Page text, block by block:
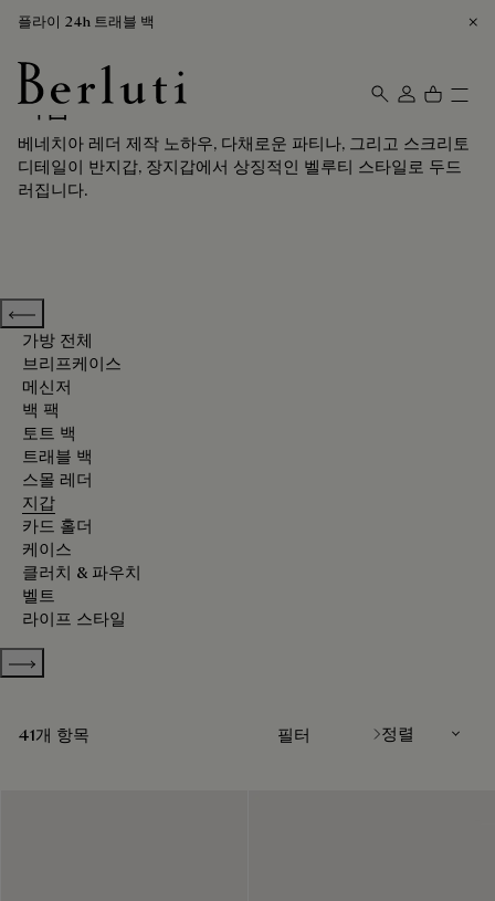
플라이 24h 트래블 백
Berluti homepage
지갑
베네치아 레더 제작 노하우, 다채로운 파티나, 그리고 스크리토
디테일이 반지갑, 장지갑에서 상징적인 벨루티 스타일로 두드
러집니다.
Previous categories
가방 전체
브리프케이스
메신저
백 팩
토트 백
트래블 백
스몰 레더
지갑
카드 홀더
케이스
클러치 & 파우치
벨트
라이프 스타일
Show more categories
41개 항목 필터